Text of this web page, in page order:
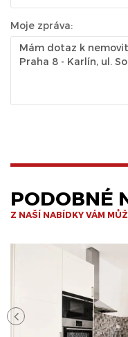
Moje zpráva:
PODOBNÉ
Z NAŠÍ NABÍDKY VÁM